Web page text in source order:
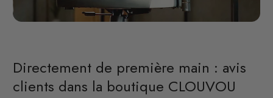
Directement de première main : avis
clients dans la boutique CLOUVOU